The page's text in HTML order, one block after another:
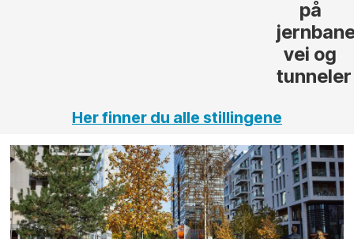
Her finner du alle stillingene